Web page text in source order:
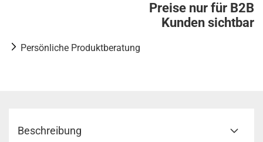
Preise nur für B2B
Kunden sichtbar
Persönliche Produktberatung
Beschreibung